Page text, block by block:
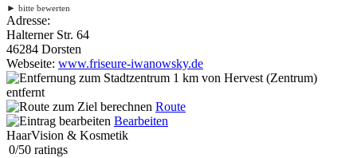
► bitte bewerten
Adresse:
Halterner Str. 64
46284 Dorsten
Webseite: www.friseure-iwanowsky.de
1 km von Hervest (Zentrum)
entfernt
Route
Bearbeiten
HaarVision & Kosmetik
0/50 ratings